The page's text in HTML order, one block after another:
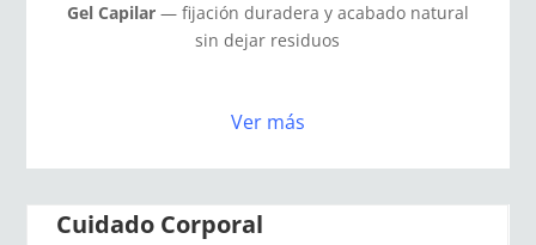
Gel Capilar— fijación duradera y acabado natural
sin dejar residuos
Ver más
Cuidado Corporal